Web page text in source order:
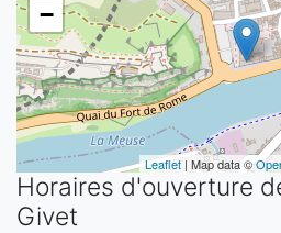
−
Leaflet | Map data ©
Horaires d'ouverture
Givet